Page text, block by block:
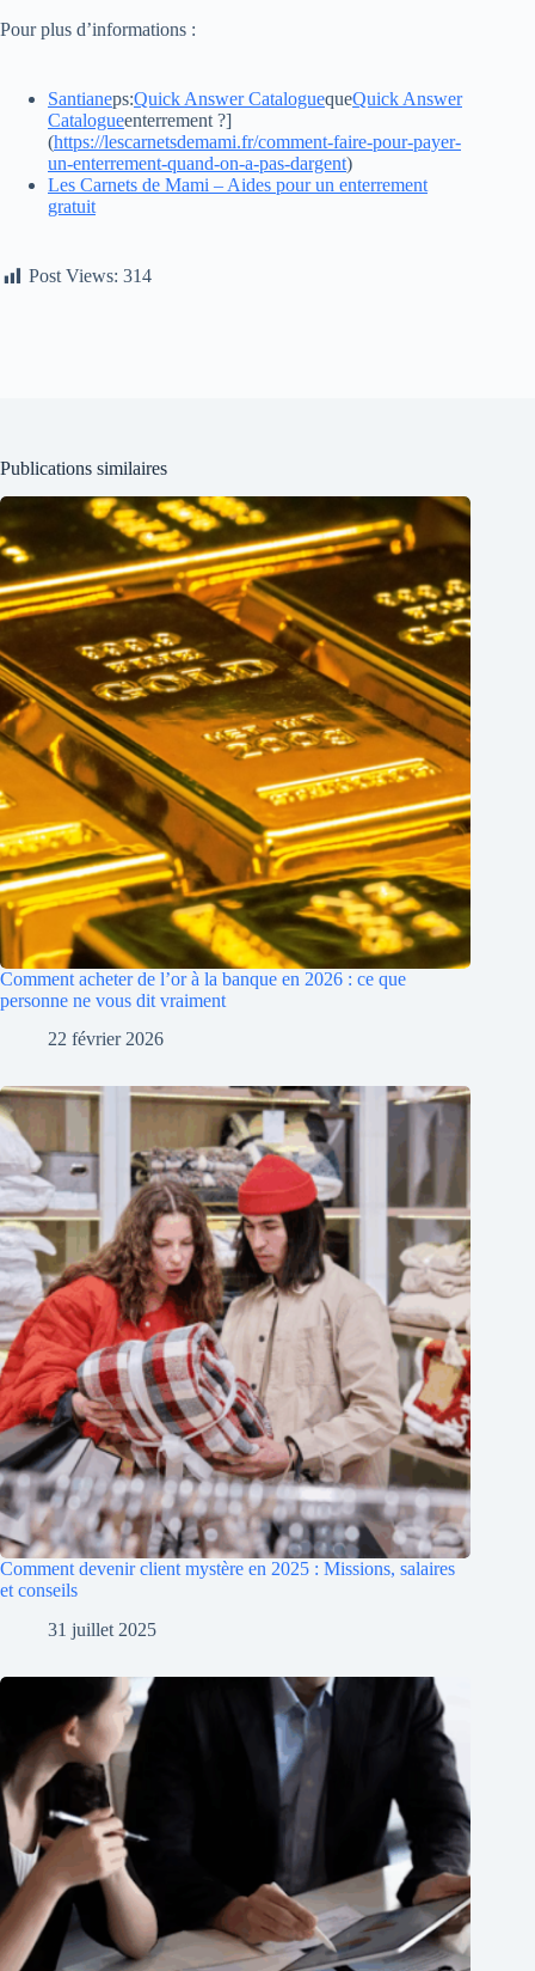
Pour plus d’informations :
Santianeps:​Quick Answer Catalogueque​Quick Answer
Catalogueenterrement ?]
(https://lescarnetsdemami.fr/comment-faire-pour-payer-
un-enterrement-quand-on-a-pas-dargent)
Les Carnets de Mami – Aides pour un enterrement
gratuit
Post Views: 314
Publications similaires
Comment acheter de l’or à la banque en 2026 : ce que
personne ne vous dit vraiment
22 février 2026
Comment devenir client mystère en 2025 : Missions, salaires
et conseils
31 juillet 2025